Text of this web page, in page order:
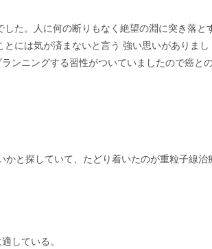
た。人に何の断りもなく絶望の淵に突き落と
には気が済まないと言う 強い思いがありまし
ンニングする習性がついていましたので癌と
と探していて、たどり着いたのが重粒子線治
している。